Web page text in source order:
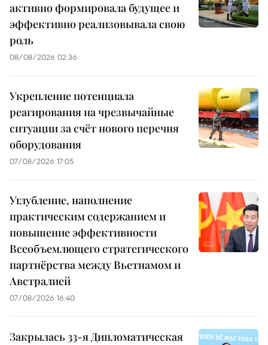
активно формировала будущее и
эффективно реализовывала свою
роль
08/08/2026 02:36
Укрепление потенциала
реагирования на чрезвычайные
ситуации за счёт нового перечня
оборудования
07/08/2026 17:05
Углубление, наполнение
практическим содержанием и
повышение эффективности
Всеобъемлющего стратегического
партнёрства между Вьетнамом и
Австралией
07/08/2026 16:40
Закрылась 33-я Дипломатическая